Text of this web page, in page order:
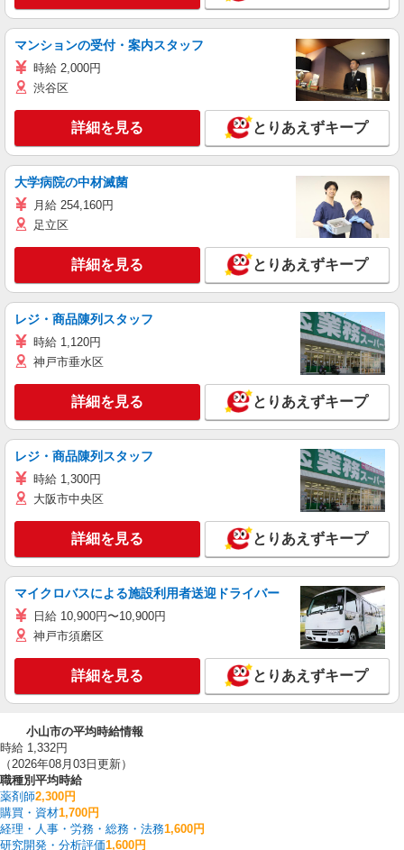
マンションの受付・案内スタッフ
時給 2,000円
渋谷区
詳細を見る とりあえずキープ
大学病院の中材滅菌
月給 254,160円
足立区
詳細を見る とりあえずキープ
レジ・商品陳列スタッフ
時給 1,120円
神戸市垂水区
詳細を見る とりあえずキープ
レジ・商品陳列スタッフ
時給 1,300円
大阪市中央区
詳細を見る とりあえずキープ
マイクロバスによる施設利用者送迎ドライバー
日給 10,900円〜10,900円
神戸市須磨区
詳細を見る とりあえずキープ
小山市の平均時給情報
時給 1,332円
（2026年08月03日更新）
職種別平均時給
薬剤師2,300円
購買・資材1,700円
経理・人事・労務・総務・法務1,600円
研究開発・分析評価1,600円